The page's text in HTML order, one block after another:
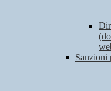
Sanzioni